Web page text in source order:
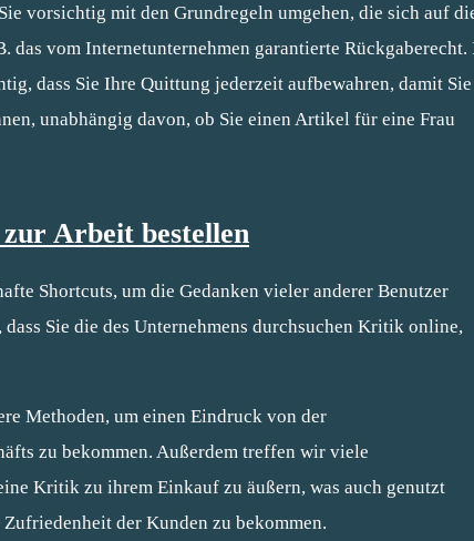
vorsichtig mit den Grundregeln umgehen, die sich auf
das vom Internetunternehmen garantierte Rückgaberecht.
dass Sie Ihre Quittung jederzeit aufbewahren, damit Sie
unabhängig davon, ob Sie einen Artikel für eine Frau
Arbeit bestellen
Shortcuts, um die Gedanken vieler anderer Benutzer
Sie die des Unternehmens durchsuchen Kritik online,
Methoden, um einen Eindruck von der
zu bekommen. Außerdem treffen wir viele
Kritik zu ihrem Einkauf zu äußern, was auch genutzt
der Kunden zu bekommen.